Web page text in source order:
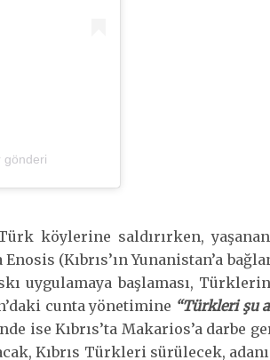
gönderi
köylerine saldırırken,
(Kıbrıs’ın Yunanistan’a
uygulamaya başlaması,
cunta yönetimine “Türkleri şu
ise Kıbrıs’ta Makarios’a
Kıbrıs Türkleri sürülecek,